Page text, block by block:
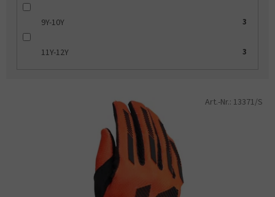
9Y-10Y 3
11Y-12Y 3
Art.-Nr.: 13371/S